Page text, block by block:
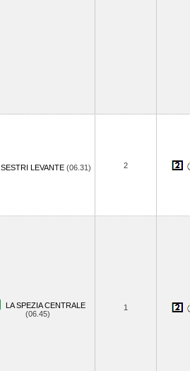
SESTRI LEVANTE (06.31) 2
LA SPEZIA CENTRALE
(06.45)
1